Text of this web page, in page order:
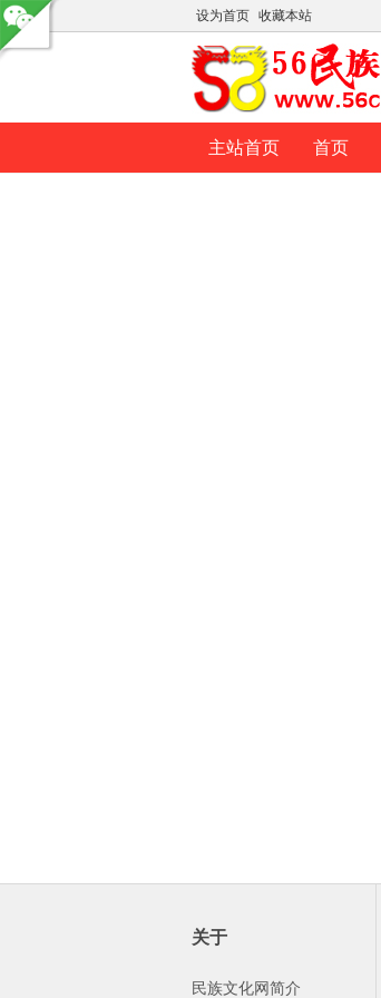
设为首页 收藏本站
主站首页 首页
关于
民族文化网简介